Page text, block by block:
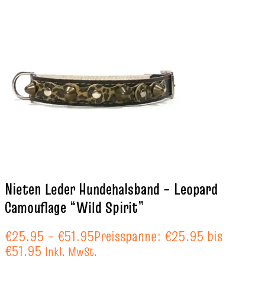
Nieten Leder Hundehalsband – Leopard
Camouflage “Wild Spirit”
€25.95 – €51.95Preisspanne: €25.95 bis
€51.95 Inkl. MwSt.